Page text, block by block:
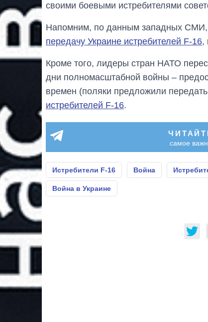
своими боевыми истребителями
Напомним, по данным западных СМИ,
передачу Украине истребителей F-16,
Кроме того, лидеры стран НАТО
дни полномасштабной войны –
времен (поляки предложили
истребителей F-16.
самое
Истребители F-16 Война
Война в Украине